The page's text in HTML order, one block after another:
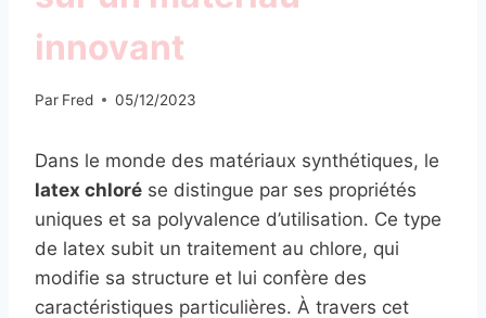
innovant
Par Fred 05/12/2023
Dans le monde des matériaux synthétiques, le
latex chloré se distingue par ses propriétés
uniques et sa polyvalence d’utilisation. Ce type
de latex subit un traitement au chlore, qui
modifie sa structure et lui confère des
caractéristiques particulières. À travers cet